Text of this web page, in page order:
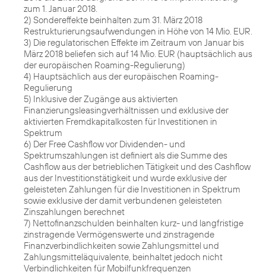
zum 1. Januar 2018.
2) Sondereffekte beinhalten zum 31. März 2018
Restrukturierungsaufwendungen in Höhe von 14 Mio. EUR.
3) Die regulatorischen Effekte im Zeitraum von Januar bis
März 2018 beliefen sich auf 14 Mio. EUR (hauptsächlich aus
der europäischen Roaming-Regulierung)
4) Hauptsächlich aus der europäischen Roaming-
Regulierung
5) Inklusive der Zugänge aus aktivierten
Finanzierungsleasingverhältnissen und exklusive der
aktivierten Fremdkapitalkosten für Investitionen in
Spektrum
6) Der Free Cashflow vor Dividenden- und
Spektrumszahlungen ist definiert als die Summe des
Cashflow aus der betrieblichen Tätigkeit und des Cashflow
aus der Investitionstätigkeit und wurde exklusive der
geleisteten Zahlungen für die Investitionen in Spektrum
sowie exklusive der damit verbundenen geleisteten
Zinszahlungen berechnet
7) Nettofinanzschulden beinhalten kurz- und langfristige
zinstragende Vermögenswerte und zinstragende
Finanzverbindlichkeiten sowie Zahlungsmittel und
Zahlungsmitteläquivalente, beinhaltet jedoch nicht
Verbindlichkeiten für Mobilfunkfrequenzen